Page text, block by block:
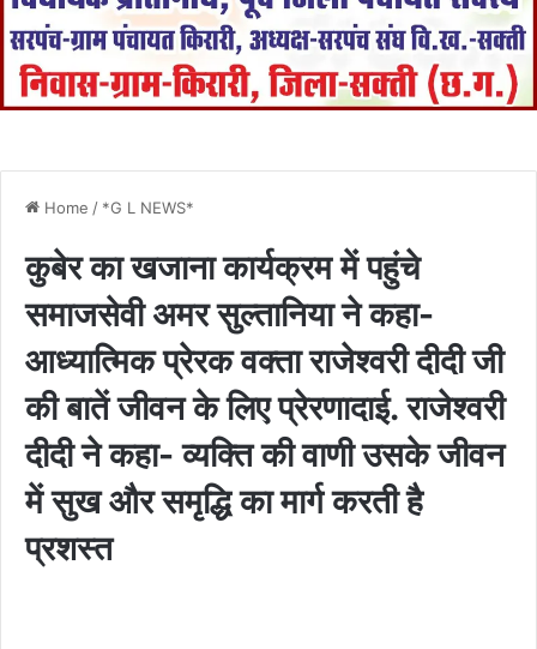
Home / *G L NEWS*
कुबेर का खजाना कार्यक्रम में पहुंचे
समाजसेवी अमर सुल्तानिया ने कहा-
आध्यात्मिक प्रेरक वक्ता राजेश्वरी दीदी जी
की बातें जीवन के लिए प्रेरणादाई. राजेश्वरी
दीदी ने कहा- व्यक्ति की वाणी उसके जीवन
में सुख और समृद्धि का मार्ग करती है
प्रशस्त